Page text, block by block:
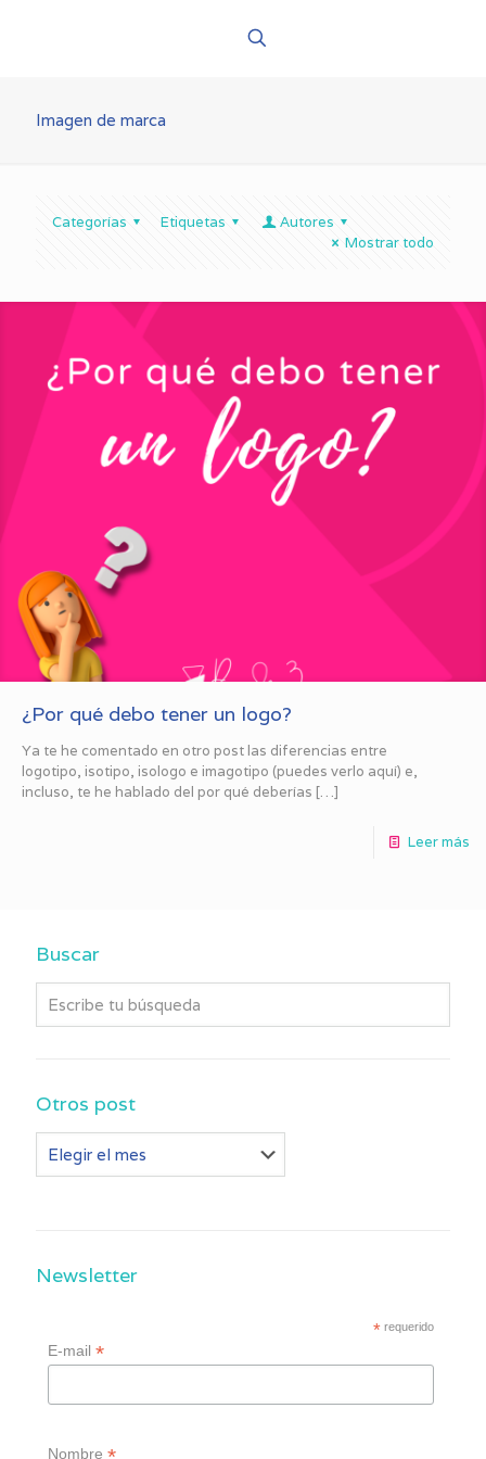
Imagen de marca
Categorías Etiquetas
Autores
Mostrar todo
¿Por qué debo tener un logo?
Ya te he comentado en otro post las diferencias entre
logotipo, isotipo, isologo e imagotipo (puedes verlo aquí) e,
incluso, te he hablado del por qué deberías […]
Leer más
Buscar
Otros post
post
Newsletter
* requerido
E-mail*
Nombre